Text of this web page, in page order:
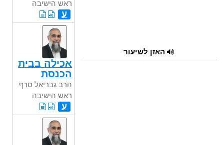
האזן לשיעור
ראש הישיבה
ע
אכילה בבית
הכנסת
הרב גבריאל סרף
ראש הישיבה
ע